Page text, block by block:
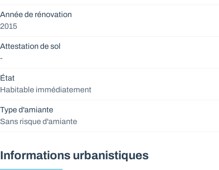
Année de rénovation
2015
Attestation de sol
-
État
Habitable immédiatement
Type d'amiante
Sans risque d'amiante
Informations urbanistiques